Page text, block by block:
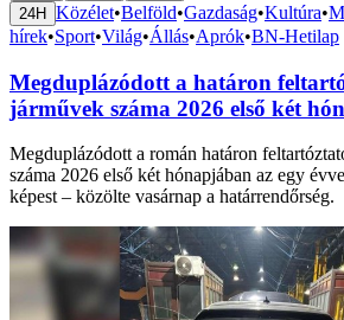
24H Közélet•Belföld•Gazdaság•Kultúra•
hírek•Sport•Világ•Állás•Aprók•BN-Hetilap
Megduplázódott a határon
járművek száma 2026 első két
Megduplázódott a román határon
száma 2026 első két hónapjában az egy
képest – közölte vasárnap a határrendőrség.